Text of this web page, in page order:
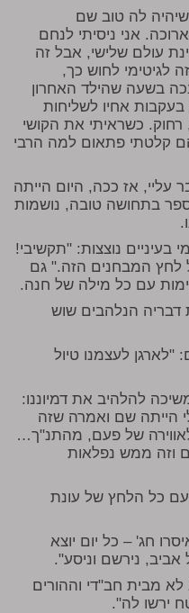
לה טוב שם
אני ניסיתי לנחם
עולם שלישי, אבל זה
לגיטימי לחוש כך,
בשעה שהילד האחרון
בעקבות אחיו לשליחות
כשראיתי את הקושי
קלטתי פתאום למה הרבי
אז ככה, היום הייתה
בתחושה טובה, נושמות
נוצצות: "תקשיבי!
לחץ המבחנים הזה." גם
עם כל מילה של חנה.
הנלהבים שוש
"לארגן לעצמנו טיול
להלהיב את דמיוננו:
הייתה שם ואמרה שזה
של פעם, מהתנ"ך…
וזה ממש נפלאות
כל הלחץ של עונת
חג' – כל יום יוצא
נירשם וניסע".
מבית חב"די וההורים
ירשו לה".